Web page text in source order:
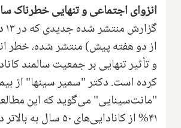
انزوای اجتماعی و تنهایی خطرناک
از دو هفته پیش) منتشر شده، خطر
و تأثیر تنهایی بر جمعیت سالمند
کرده است. دکتر "سمیر سینها" از
"مانت‌سینایی" می‌گوید که این
۴۱% از کانادایی‌های